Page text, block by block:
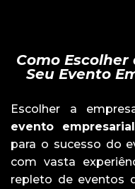
Como
Seu Evento
Escolher a
evento
para o sucesso do
com vasta
repleto de eventos